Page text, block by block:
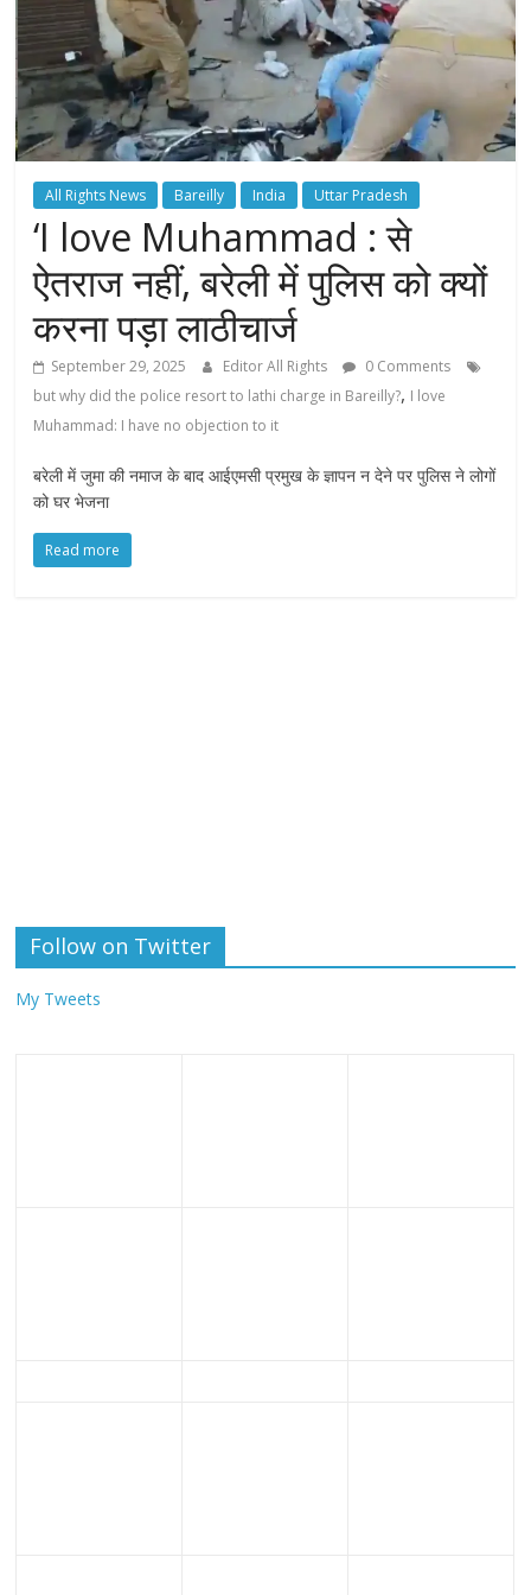
All Rights News Bareilly India Uttar Pradesh
‘I love Muhammad : से
ऐतराज नहीं, बरेली में पुल‍िस को क्‍यों
करना पड़ा लाठीचार्ज
September 29, 2025 Editor All Rights
0 Comments
but why did the police resort to lathi charge in Bareilly?, I love
Muhammad: I have no objection to it
बरेली में जुमा की नमाज के बाद आईएमसी प्रमुख के ज्ञापन न देने पर पुलिस ने लोगों
को घर भेजना
Read more
Follow on Twitter
My Tweets